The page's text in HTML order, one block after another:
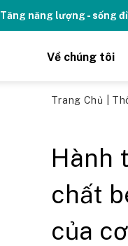
Tăng năng lượng - sống
Về chúng tôi
Trang Chủ
Hành
chất
của